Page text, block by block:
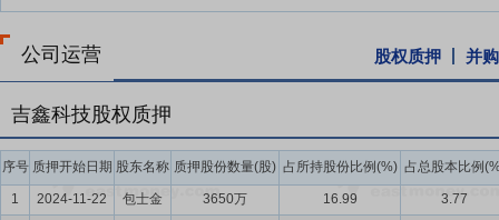
公司运营 股权质押 并
吉鑫科技股权质押
序号 质押开始日期 股东名称 质押股份数量(股) 占所持股份比例(%) 占总股本比例
1 2024-11-22 包士金 3650万 16.99
3.77